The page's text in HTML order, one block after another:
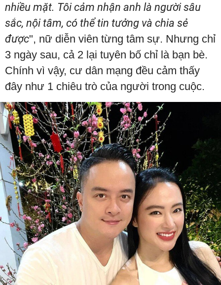
nhiều mặt. Tôi cảm nhận anh là người sâu
sắc, nội tâm, có thể tin tưởng và chia sẻ
được", nữ diễn viên từng tâm sự. Nhưng chỉ
3 ngày sau, cả 2 lại tuyên bố chỉ là bạn bè.
Chính vì vậy, cư dân mạng đều cảm thấy
đây như 1 chiêu trò của người trong cuộc.